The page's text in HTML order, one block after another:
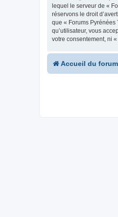
lequel le serveur de «
réservons le droit
que « Forums Pyrénées
qu’utilisateur, vous
votre consentement, ni
Accueil du forum